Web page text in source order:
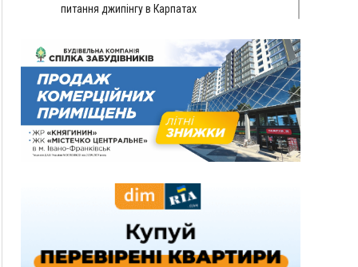
питання джипінгу в Карпатах
13:30
ФОТО На Надрічній тривають останні
приготування до нового руху
12:57
У Франківську зафіксували найбільшу спеку за
всю історію спостережень
12:24
Лікування наркоманії Київ: чому важливо
розпочати терапію якомога раніше
понад 640 тисяч гривень у валюті, засудили до
Податкова передасть в Міноборони для
"Оберегу" дані про чоловіків 18–60 років
11:20
Водійка, яку на Сухомлинського побив інший